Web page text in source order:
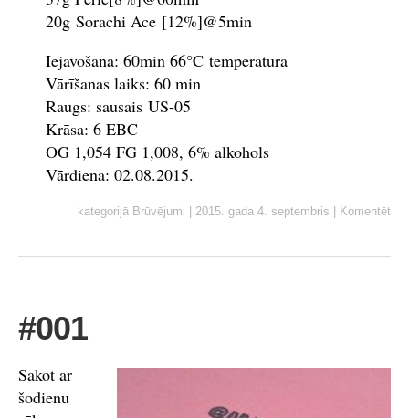
20g Sorachi Ace [12%]@5min
Iejavošana: 60min 66°C temperatūrā
Vārīšanas laiks: 60 min
Raugs: sausais US-05
Krāsa: 6 EBC
OG 1,054 FG 1,008, 6% alkohols
Vārdiena: 02.08.2015.
kategorijā Brūvējumi 2015. gada 4. septembris Komentēt
#001
Sākot ar
šodienu